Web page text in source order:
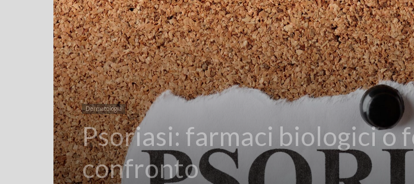
Dermatologia
Psoriasi: farmaci biologici o
confronto